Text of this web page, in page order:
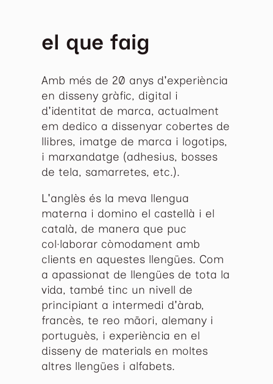
el que faig
Amb més de 20 anys d'experiència
en disseny gràfic, digital i
d'identitat de marca, actualment
em dedico a dissenyar cobertes de
llibres, imatge de marca i logotips,
i marxandatge (adhesius, bosses
de tela, samarretes, etc.).
L'anglès és la meva llengua
materna i domino el castellà i el
català, de manera que puc
col·laborar còmodament amb
clients en aquestes llengües. Com
a apassionat de llengües de tota la
vida, també tinc un nivell de
principiant a intermedi d'àrab,
francès, te reo māori, alemany i
portuguès, i experiència en el
disseny de materials en moltes
altres llengües i alfabets.